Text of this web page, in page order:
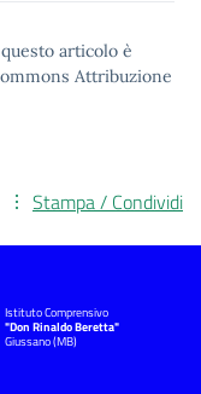
articolo è
Attribuzione
Stampa / Condividi
Istituto Comprensivo
"Don Rinaldo Beretta"
Giussano (MB)